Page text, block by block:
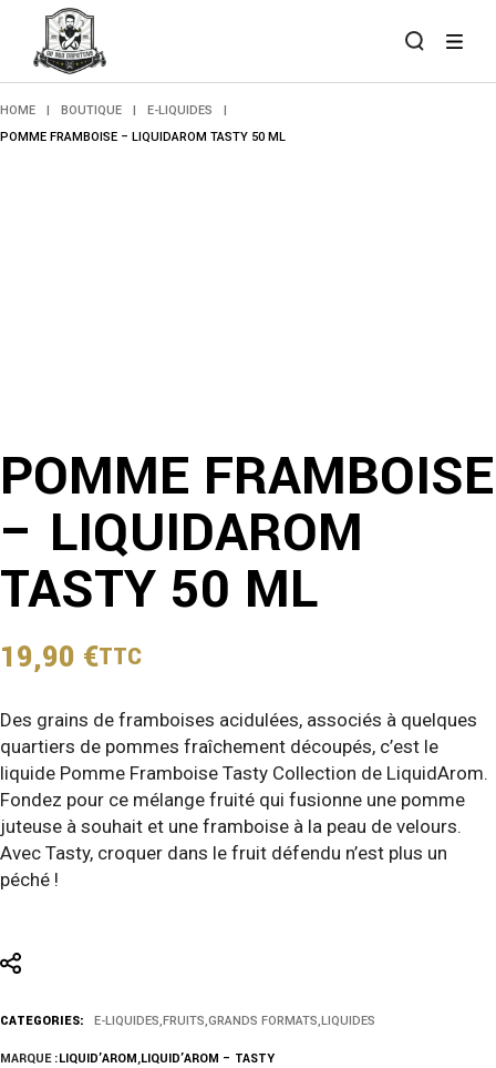
content
HOME BOUTIQUE
E-LIQUIDES
POMME FRAMBOISE – LIQUIDAROM TASTY 50 ML
POMME FRAMBOISE
– LIQUIDAROM
TASTY 50 ML
19,90 €TTC
Des grains de framboises acidulées, associés à quelques
quartiers de pommes fraîchement découpés, c’est le
liquide Pomme Framboise Tasty Collection de LiquidArom.
Fondez pour ce mélange fruité qui fusionne une pomme
juteuse à souhait et une framboise à la peau de velours.
Avec Tasty, croquer dans le fruit défendu n’est plus un
péché !
CATEGORIES: E-LIQUIDES,FRUITS,GRANDS FORMATS,LIQUIDES
MARQUE :LIQUID’AROM,LIQUID’AROM – TASTY